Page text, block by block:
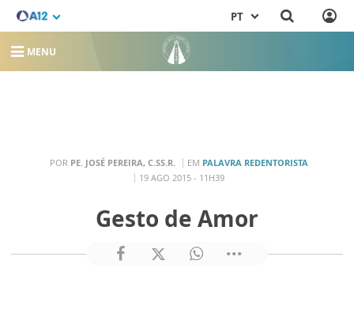
PT
MENU
POR PE. JOSÉ PEREIRA, C.SS.R. EM PALAVRA REDENTORISTA
19 AGO 2015 - 11H39
Gesto de Amor